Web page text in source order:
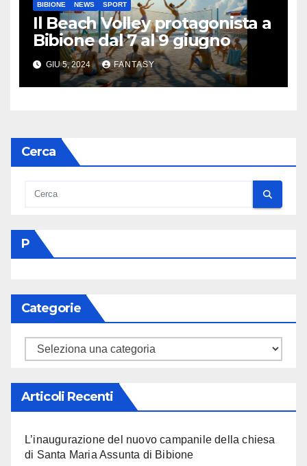
BIBIONE NEWS SPORT
Il Beach Volley protagonista a
Bibione dal 7 al 9 giugno
GIU 5, 2024 FANTASY
Cerca
P
Categorie
Categorie
Articoli Recenti
L’inaugurazione del nuovo campanile della chiesa
di Santa Maria Assunta di Bibione